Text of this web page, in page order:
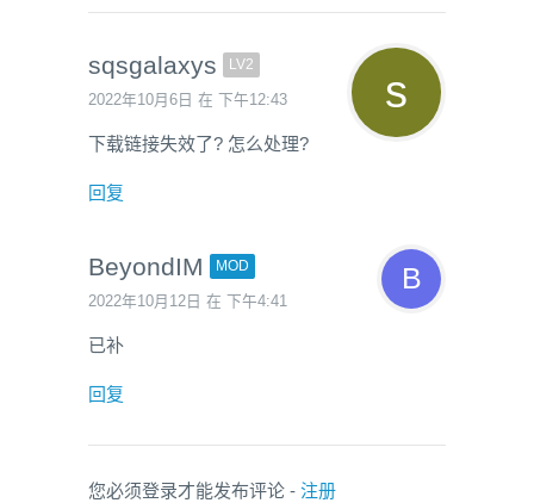
sqsgalaxys LV2
2022年10月6日 在 下午12:43
下载链接失效了? 怎么处理?
回复
BeyondIM MOD
2022年10月12日 在 下午4:41
已补
回复
您必须登录才能发布评论 - 注册